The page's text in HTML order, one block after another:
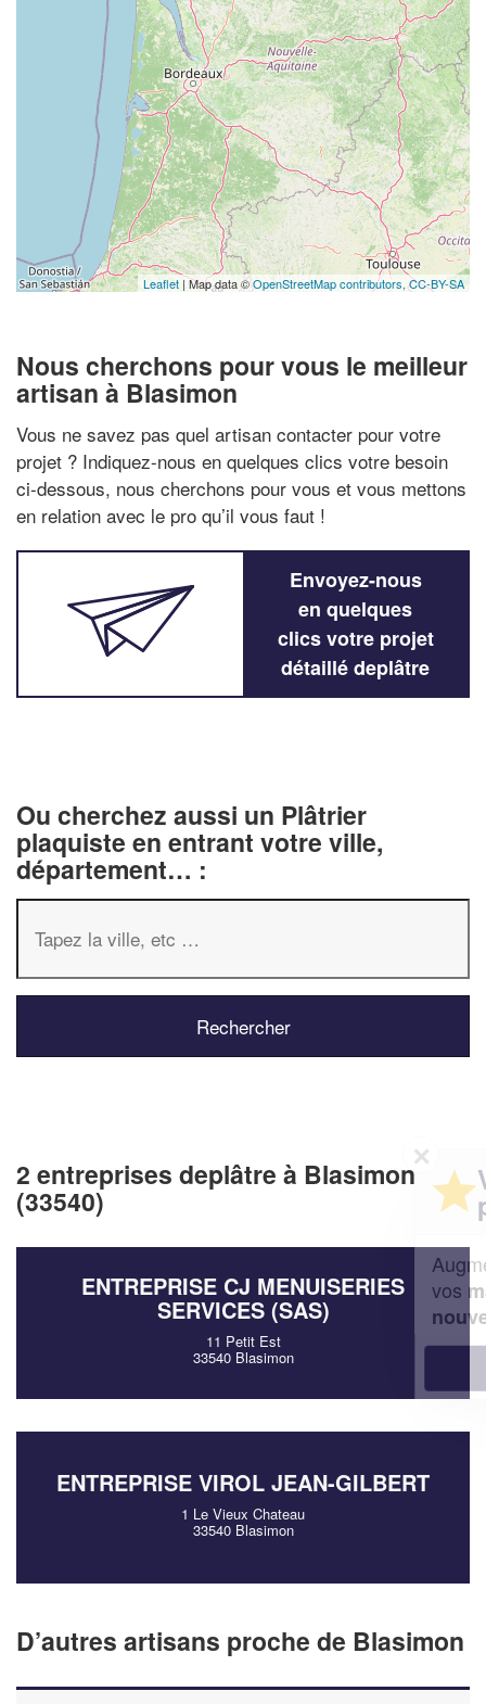
Leaflet | Map data ©OpenStreetMap contributors,CC-BY-SA
Nous cherchons pour vous le meilleur
artisan à Blasimon
Vous ne savez pas quel artisan contacter pour votre
projet ? Indiquez-nous en quelques clics votre besoin
ci-dessous, nous cherchons pour vous et vous mettons
en relation avec le pro qu’il vous faut !
Envoyez-nous
en quelques
clics votre projet
détaillé deplâtre
Ou cherchez aussi un Plâtrier
plaquiste en entrant votre ville,
département… :
2 entreprises deplâtre à Blasimon
(33540)
ENTREPRISE CJ MENUISERIES
SERVICES (SAS)
11 Petit Est
33540 Blasimon
ENTREPRISE VIROL JEAN-GILBERT
1 Le Vieux Chateau
33540 Blasimon
D’autres artisans proche de Blasimon
Vous êtes un
chiffre d'affaireset
vosmargestout en gagnant de
nouveaux clients!
En savoir plus